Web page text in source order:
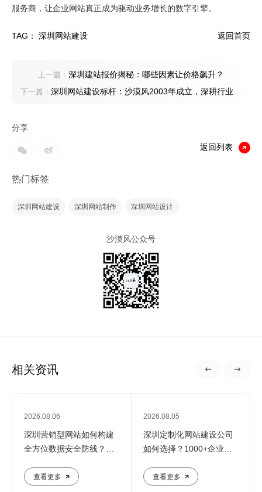
分享
返回列表
热门标签
深圳网站建设 深圳网站制作 深圳网站设计
沙漠风公众号
服务商，让企业网站真正成为驱动业务增长的数字引擎。
TAG： 深圳网站建设 返回首页
上一篇： 深圳建站报价揭秘：哪些因素让价格飙升？
下一篇： 深圳网站建设标杆：沙漠风2003年成立，深耕行业十
相关资讯
2026.08.06
深圳营销型网站如何构建
全方位数据安全防线？专
查看更多
2026.08.05
深圳定制化网站建设公司
如何选择？1000+企业推
查看更多